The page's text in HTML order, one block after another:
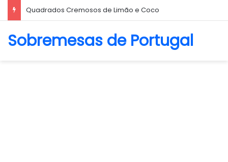
Biscoito Amanteigado
Sobremesas de Portugal